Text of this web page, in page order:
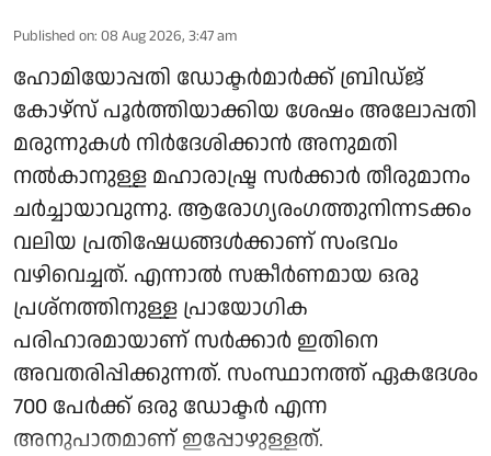
Published on: 08 Aug 2026, 3:47 am
ഹോമിയോപ്പതി ഡോക്ടർമാർക്ക് ബ്രിഡ്ജ്
കോഴ്‌സ് പൂർത്തിയാക്കിയ ശേഷം അലോപ്പതി
മരുന്നുകൾ നിർദേശിക്കാൻ അനുമതി
നൽകാനുള്ള മഹാരാഷ്ട്ര സർക്കാർ തീരുമാനം
ചർച്ചായാവുന്നു. ആരോ​ഗ്യരം​ഗത്തുനിന്നടക്കം
വലിയ പ്രതിഷേധങ്ങൾക്കാണ് സംഭവം
വഴിവെച്ചത്. എന്നാൽ സങ്കീർണമായ ഒരു
പ്രശ്നത്തിനുള്ള പ്രായോഗിക
പരിഹാരമായാണ് സർക്കാർ ഇതിനെ
അവതരിപ്പിക്കുന്നത്. സംസ്ഥാനത്ത് ഏകദേശം
700 പേർക്ക് ഒരു ഡോക്ടർ എന്ന
അനുപാതമാണ് ഇപ്പോഴുള്ളത്.